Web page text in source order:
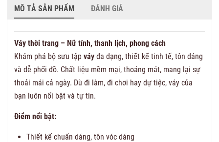
MÔ TẢ SẢN PHẨM ĐÁNH GIÁ
Váy thời trang – Nữ tính, thanh lịch, phong cách
Khám phá bộ sưu tập váy đa dạng, thiết kế tinh tế, tôn dáng
và dễ phối đồ. Chất liệu mềm mại, thoáng mát, mang lại sự
thoải mái cả ngày. Dù đi làm, đi chơi hay dự tiệc, váy của
bạn luôn nổi bật và tự tin.
Điểm nổi bật:
Thiết kế chuẩn dáng, tôn vóc dáng